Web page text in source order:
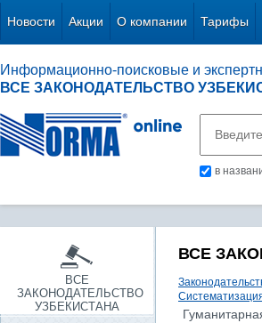
Новости Акции О компании Тарифы
Информационно-поисковые и
ВСЕ ЗАКОНОДАТЕЛЬСТВО
в
ВСЕ
ЗАКОНОДАТЕЛЬСТВО
УЗБЕКИСТАНА
ВСЕ